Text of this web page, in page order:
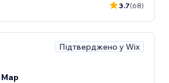
3.7(68)
Підтверджено у Wix